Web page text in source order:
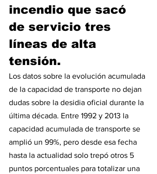
incendio que sacó
de servicio tres
líneas de alta
tensión.
Los datos sobre la evolución acumulada
de la capacidad de transporte no dejan
dudas sobre la desidia oficial durante la
última década. Entre 1992 y 2013 la
capacidad acumulada de transporte se
amplió un 99%, pero desde esa fecha
hasta la actualidad solo trepó otros 5
puntos porcentuales para totalizar una